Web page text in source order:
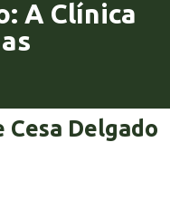
A Clínica
Cesa Delgado